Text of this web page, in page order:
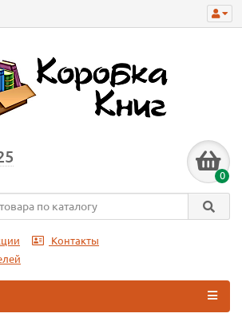
0
Контакты